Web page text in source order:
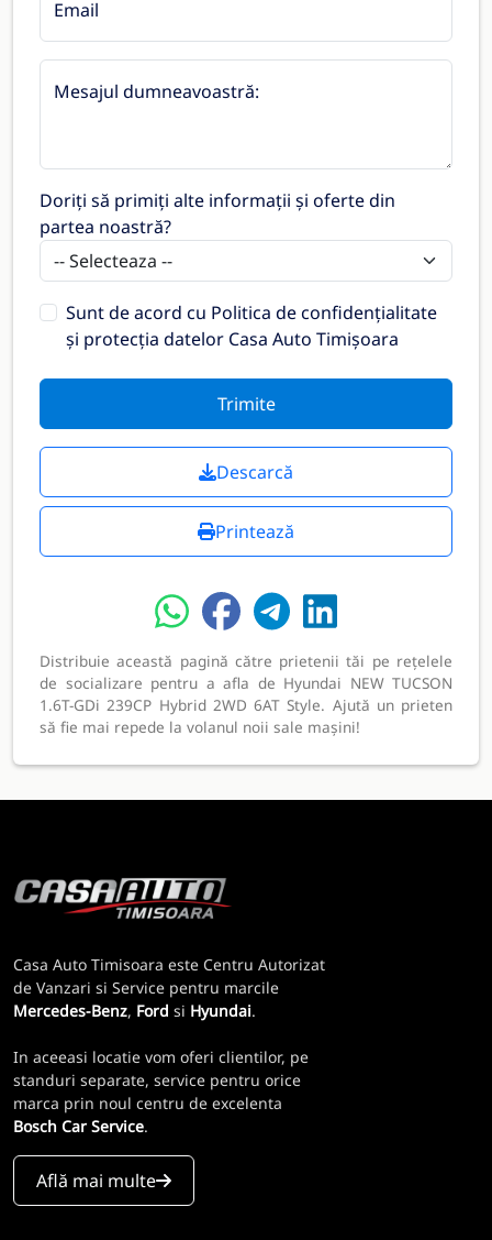
Email
Mesajul dumneavoastră:
Doriți să primiți alte informații și oferte din
partea noastră?
Sunt de acord cu Politica de confidențialitate
și protecția datelor Casa Auto Timișoara
Trimite
Descarcă
Printează
Distribuie această pagină către prietenii tăi pe rețelele
de socializare pentru a afla de Hyundai NEW TUCSON
1.6T-GDi 239CP Hybrid 2WD 6AT Style. Ajută un prieten
să fie mai repede la volanul noii sale mașini!
Casa Auto Timisoara este Centru Autorizat
de Vanzari si Service pentru marcile
Mercedes-Benz, Ford si Hyundai.
In aceeasi locatie vom oferi clientilor, pe
standuri separate, service pentru orice
marca prin noul centru de excelenta
Bosch Car Service.
Află mai multe